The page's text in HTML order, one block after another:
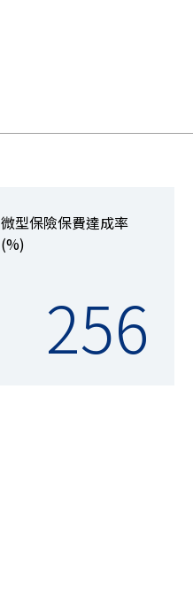
微型保險保費達成率
(%)
256